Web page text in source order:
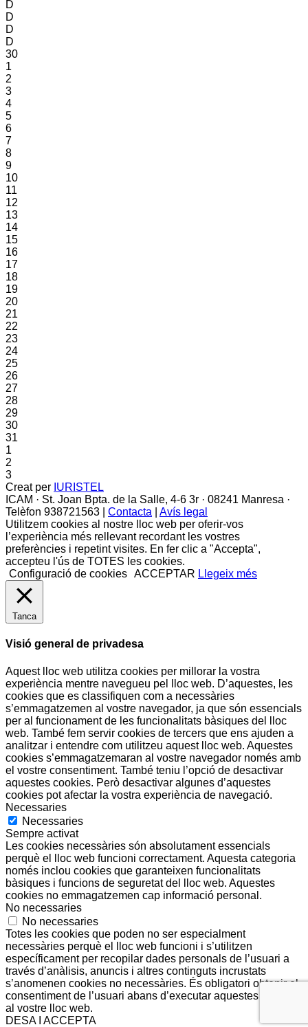
D
D
D
D
30
1
2
3
4
5
6
7
8
9
10
11
12
13
14
15
16
17
18
19
20
21
22
23
24
25
26
27
28
29
30
31
1
2
3
Creat per IURISTEL
ICAM · St. Joan Bpta. de la Salle, 4-6 3r · 08241 Manresa ·
Telèfon 938721563 | Contacta
Avís legal
Utilitzem cookies al nostre lloc web per oferir-vos
l’experiència més rellevant recordant les vostres
preferències i repetint visites. En fer clic a "Accepta",
accepteu l'ús de TOTES les cookies.
Configuració de cookies ACCEPTAR Llegeix més
Tanca
Visió general de privadesa
Aquest lloc web utilitza cookies per millorar la vostra
experiència mentre navegueu pel lloc web. D’aquestes, les
cookies que es classifiquen com a necessàries
s’emmagatzemen al vostre navegador, ja que són essencials
per al funcionament de les funcionalitats bàsiques del lloc
web. També fem servir cookies de tercers que ens ajuden a
analitzar i entendre com utilitzeu aquest lloc web. Aquestes
cookies s’emmagatzemaran al vostre navegador només amb
el vostre consentiment. També teniu l’opció de desactivar
aquestes cookies. Però desactivar algunes d’aquestes
cookies pot afectar la vostra experiència de navegació.
Necessaries
Necessaries
Sempre activat
Les cookies necessàries són absolutament essencials
perquè el lloc web funcioni correctament. Aquesta categoria
només inclou cookies que garanteixen funcionalitats
bàsiques i funcions de seguretat del lloc web. Aquestes
cookies no emmagatzemen cap informació personal.
No necessaries
No necessaries
Totes les cookies que poden no ser especialment
necessàries perquè el lloc web funcioni i s’utilitzen
específicament per recopilar dades personals de l’usuari a
través d’anàlisis, anuncis i altres continguts incrustats
s’anomenen cookies no necessàries. És obligatori obtenir el
consentiment de l’usuari abans d’executar aquestes cookies
al vostre lloc web.
DESA I ACCEPTA